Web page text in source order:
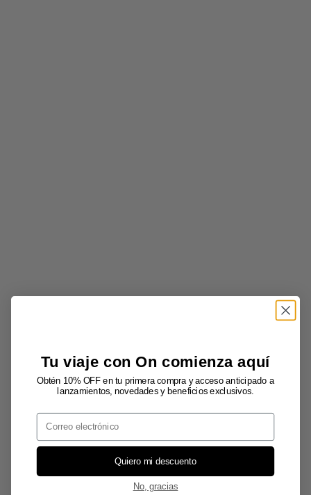
Tu viaje con On comienza aquí
Obtén 10% OFF en tu primera compra y acceso anticipado a
lanzamientos, novedades y beneficios exclusivos.
Email
Quiero mi descuento
No, gracias